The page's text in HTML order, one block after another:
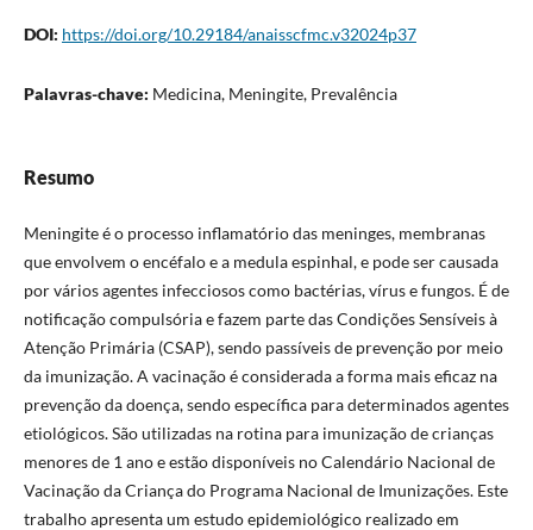
DOI: https://doi.org/10.29184/anaisscfmc.v32024p37
Palavras-chave: Medicina, Meningite, Prevalência
Resumo
Meningite é o processo inflamatório das meninges, membranas
que envolvem o encéfalo e a medula espinhal, e pode ser causada
por vários agentes infecciosos como bactérias, vírus e fungos. É de
notificação compulsória e fazem parte das Condições Sensíveis à
Atenção Primária (CSAP), sendo passíveis de prevenção por meio
da imunização. A vacinação é considerada a forma mais eficaz na
prevenção da doença, sendo específica para determinados agentes
etiológicos. São utilizadas na rotina para imunização de crianças
menores de 1 ano e estão disponíveis no Calendário Nacional de
Vacinação da Criança do Programa Nacional de Imunizações. Este
trabalho apresenta um estudo epidemiológico realizado em